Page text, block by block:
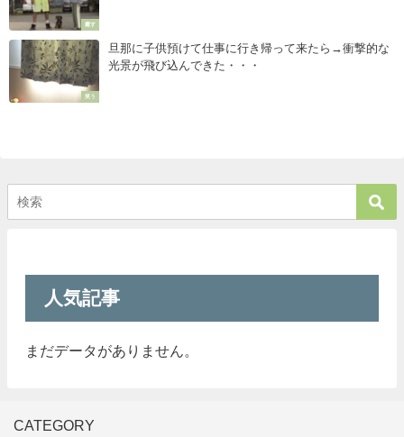
癒す
笑う
旦那に子供預けて仕事に行き帰って来たら→衝撃的な
光景が飛び込んできた・・・
人気記事
まだデータがありません。
CATEGORY